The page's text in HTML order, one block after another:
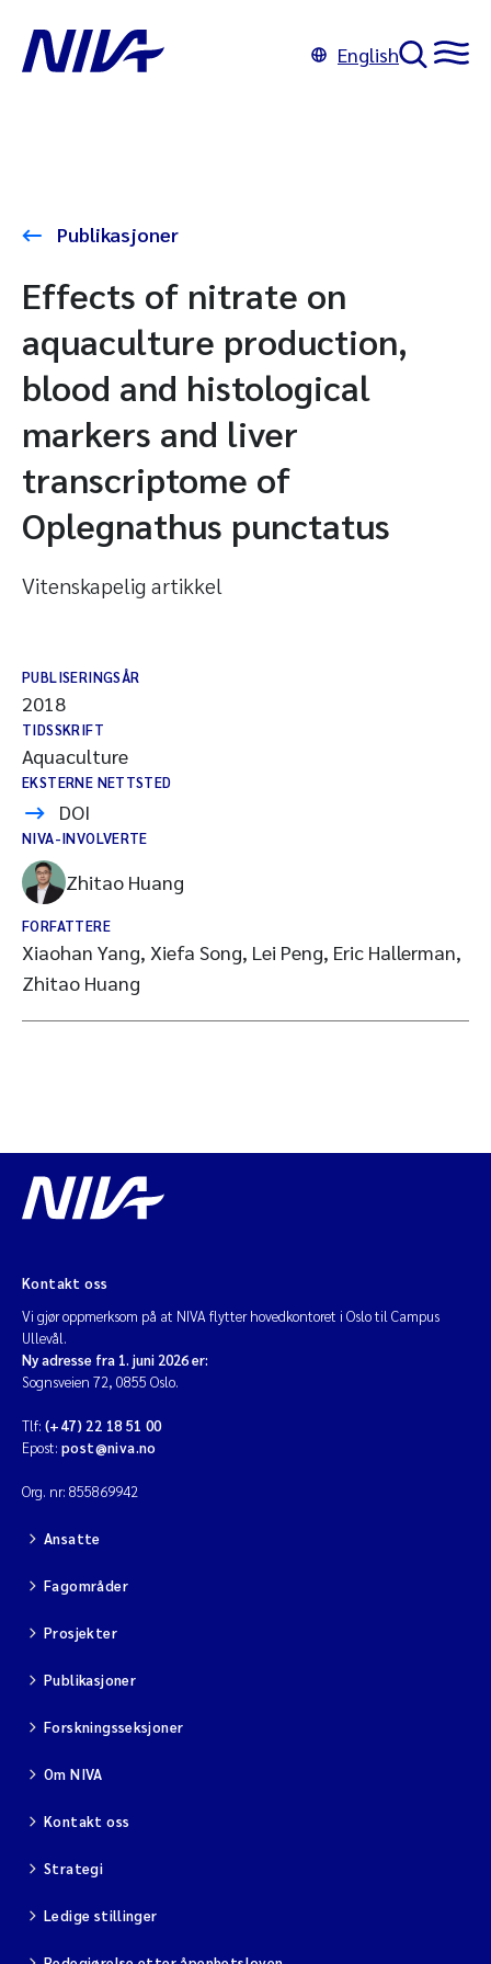
English
Publikasjoner
Effects of nitrate on
aquaculture production,
blood and histological
markers and liver
transcriptome of
Oplegnathus punctatus
Vitenskapelig artikkel
PUBLISERINGSÅR
2018
TIDSSKRIFT
Aquaculture
EKSTERNE NETTSTED
DOI
NIVA-INVOLVERTE
Zhitao Huang
FORFATTERE
Xiaohan Yang, Xiefa Song, Lei Peng, Eric Hallerman,
Zhitao Huang
Kontakt oss
Vi gjør oppmerksom på at NIVA flytter hovedkontoret i Oslo til Campus
Ullevål.
Ny adresse fra 1. juni 2026 er:
Sognsveien 72, 0855 Oslo.
Tlf: (+47) 22 18 51 00
Epost: post@niva.no
Org. nr: 855869942
Ansatte
Fagområder
Prosjekter
Publikasjoner
Forskningsseksjoner
Om NIVA
Kontakt oss
Strategi
Ledige stillinger